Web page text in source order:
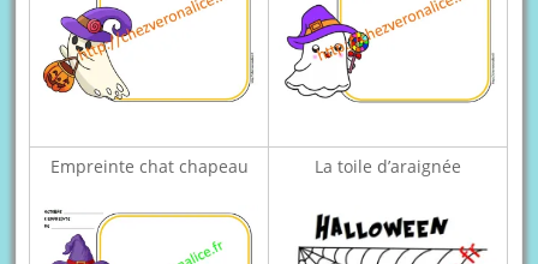
Empreinte chat chapeau La toile d’araignée